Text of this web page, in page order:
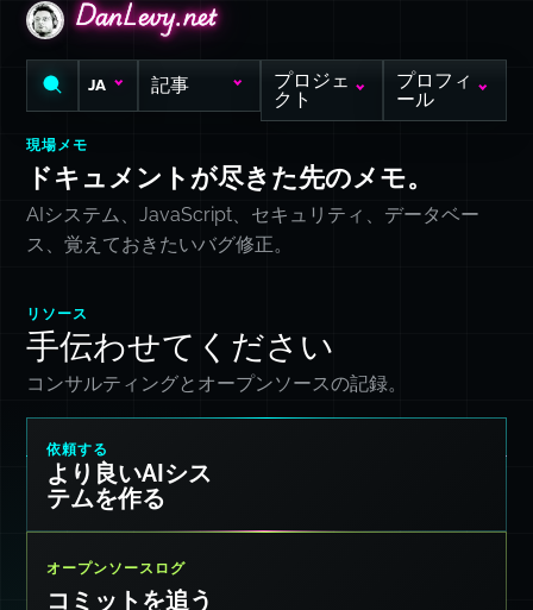
DanLevy.net
DanLevy.net
DanLevy.net
JA 記事
プロジェ
クト
プロフィ
ール
現場メモ
ドキュメントが尽きた先のメモ。
AIシステム、JavaScript、セキュリティ、データベー
ス、覚えておきたいバグ修正。
リソース
手伝わせてください
コンサルティングとオープンソースの記録。
依頼する
より良いAIシス
テムを作る
オープンソースログ
コミットを追う